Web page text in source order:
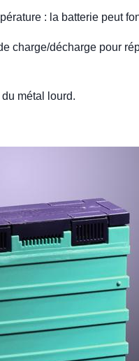
: la batterie peut
charge/décharge pour
métal lourd.